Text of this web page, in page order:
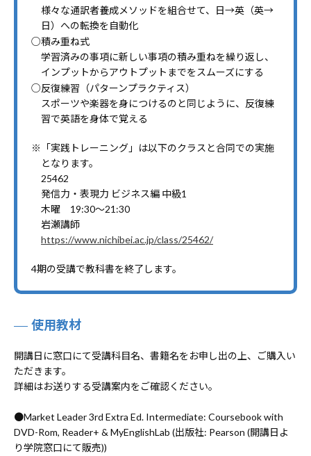
様々な通訳者養成メソッドを組合せて、日→英（英→
日）への転換を自動化
○積み重ね式
学習済みの事項に新しい事項の積み重ねを繰り返し、
インプットからアウトプットまでをスムーズにする
○反復練習（パターンプラクティス）
スポーツや楽器を身につけるのと同じように、反復練
習で英語を身体で覚える
※「実践トレーニング」は以下のクラスと合同での実施
となります。
25462
発信力・表現力 ビジネス編 中級1
木曜 19:30～21:30
岩瀬講師
https://www.nichibei.ac.jp/class/25462/
4期の受講で教科書を終了します。
使用教材
開講日に窓口にて受講科目名、書籍名をお申し出の上、ご購入い
ただきます。
詳細はお送りする受講案内をご確認ください。
●Market Leader 3rd Extra Ed. Intermediate: Coursebook with
DVD-Rom, Reader+ & MyEnglishLab (出版社: Pearson (開講日よ
り学院窓口にて販売))